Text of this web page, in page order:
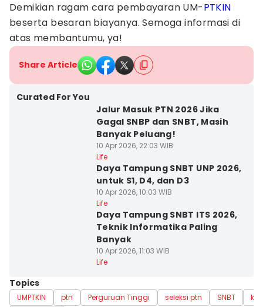
Demikian ragam cara pembayaran UM-PTKIN
beserta besaran biayanya. Semoga informasi di
atas membantumu, ya!
Share Article
Curated For You
Jalur Masuk PTN 2026 Jika
Gagal SNBP dan SNBT, Masih
Banyak Peluang!
10 Apr 2026, 22:03 WIB
Life
Daya Tampung SNBT UNP 2026,
untuk S1, D4, dan D3
10 Apr 2026, 10:03 WIB
Life
Daya Tampung SNBT ITS 2026,
Teknik Informatika Paling
Banyak
10 Apr 2026, 11:03 WIB
Life
Topics
UMPTKIN ptn Perguruan Tinggi seleksi ptn SNBT